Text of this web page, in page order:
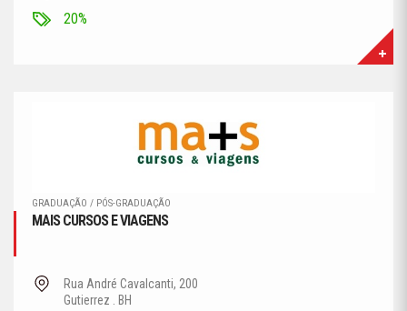
20%
GRADUAÇÃO / PÓS-GRADUAÇÃO
MAIS CURSOS E VIAGENS
Rua André Cavalcanti, 200
Gutierrez . BH